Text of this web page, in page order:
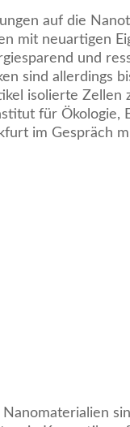
auf die
mit neuartigen
und
sind allerdings
isolierte Zellen
für Ökologie,
im Gespräch